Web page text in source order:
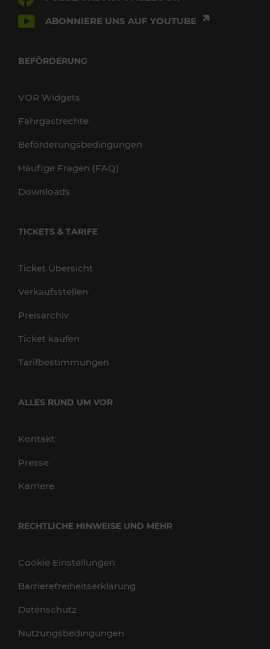
ABONNIERE UNS AUF YOUTUBE
BEFÖRDERUNG
VOR Widgets
Fahrgastrechte
Beförderungsbedingungen
Häufige Fragen (FAQ)
Downloads
TICKETS & TARIFE
Ticket Übersicht
Verkaufsstellen
Preisarchiv
Ticket kaufen
Tarifbestimmungen
ALLES RUND UM VOR
Kontakt
Presse
Karriere
RECHTLICHE HINWEISE UND MEHR
Cookie Einstellungen
Barrierefreiheitserklärung
Datenschutz
Nutzungsbedingungen